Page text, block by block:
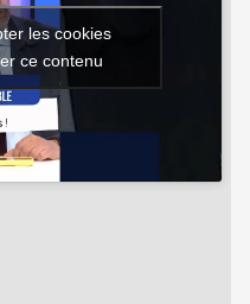
les cookies
ce contenu